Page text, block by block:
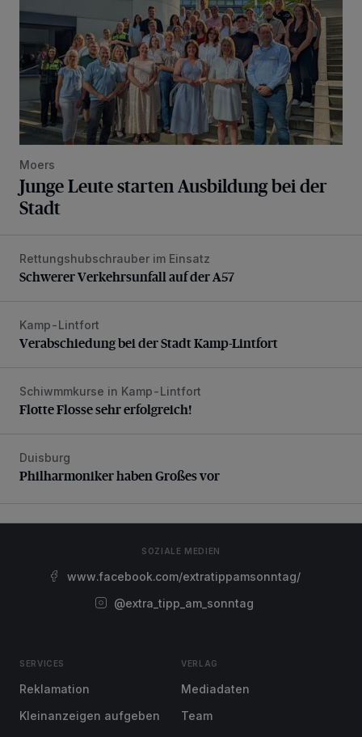
Moers
Junge Leute starten Ausbildung bei der
Stadt
Schwerer Verkehrsunfall auf der A57
Rettungshubschrauber im Einsatz
Schwerer Verkehrsunfall auf der A57
Verabschiedung bei der Stadt Kamp-Lintfort
Kamp-Lintfort
Verabschiedung bei der Stadt Kamp-Lintfort
Flotte Flosse sehr erfolgreich!
Schiwmmkurse in Kamp-Lintfort
Flotte Flosse sehr erfolgreich!
Philharmoniker haben Großes vor
Duisburg
Philharmoniker haben Großes vor
SOZIALE MEDIEN
www.facebook.com/extratippamsonntag/
@extra_tipp_am_sonntag
SERVICES
Reklamation
Kleinanzeigen aufgeben
VERLAG
Mediadaten
Team